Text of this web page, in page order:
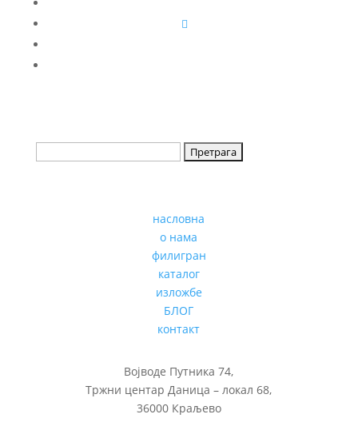
насловна
о нама
филигран
каталог
изложбе
БЛОГ
контакт
Војводе Путника 74,
Тржни центар Даница – локал 68,
36000 Краљево